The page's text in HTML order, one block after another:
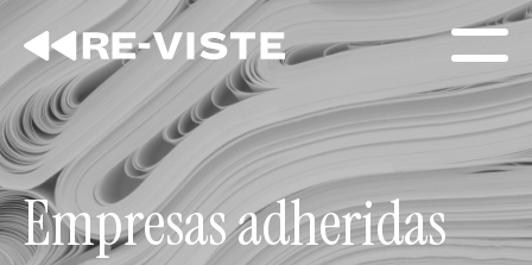
Empresas adheridas